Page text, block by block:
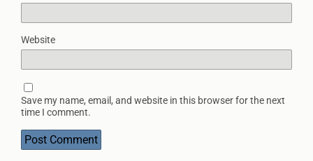
Website
Save my name, email, and website in this browser for the next
time I comment.